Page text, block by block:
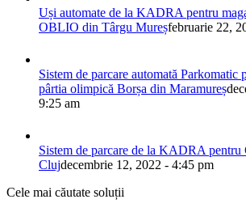
Uși automate de la KADRA pentru
OBLIO din Târgu Mureșfebruarie 22,
Sistem de parcare automată Parkomatic
pârtia olimpică Borșa din Maramureș
9:25 am
Sistem de parcare de la KADRA pentru
Clujdecembrie 12, 2022 - 4:45 pm
Cele mai căutate soluții